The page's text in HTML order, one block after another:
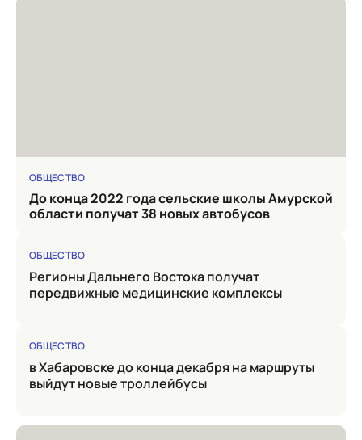
ОБЩЕСТВО
до конца 2022 года сельские школы Амурской
области получат 38 новых автобусов
ОБЩЕСТВО
Регионы Дальнего Востока получат
передвижные медицинские комплексы
ОБЩЕСТВО
в Хабаровске до конца декабря на маршруты
выйдут новые троллейбусы